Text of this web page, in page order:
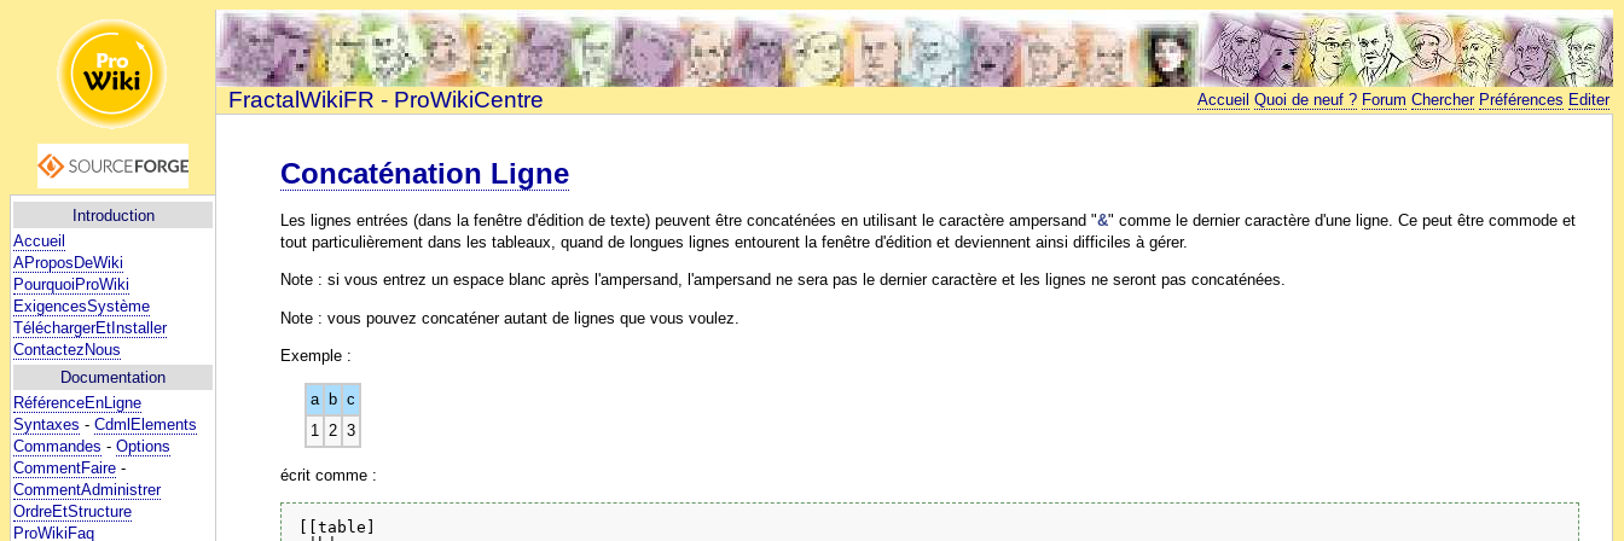
Introduction
Accueil
AProposDeWiki
PourquoiProWiki
ExigencesSystème
TéléchargerEtInstaller
ContactezNous
Documentation
RéférenceEnLigne
Syntaxes - CdmlElements
Commandes - Options
CommentFaire -
CommentAdministrer
OrdreEtStructure
ProWikiFaq
FractalWikiFR - ProWikiCentre Accueil Quoi de neuf ? Forum Chercher Préférences Editer
Concaténation Ligne
Les lignes entrées (dans la fenêtre d'édition de texte) peuvent être concaténées en utilisant le caractère ampersand "&" comme le dernier caractère d'une ligne. Ce peut être commode et
tout particulièrement dans les tableaux, quand de longues lignes entourent la fenêtre d'édition et deviennent ainsi difficiles à gérer.
Note : si vous entrez un espace blanc après l'ampersand, l'ampersand ne sera pas le dernier caractère et les lignes ne seront pas concaténées.
Note : vous pouvez concaténer autant de lignes que vous voulez.
Exemple :
a b c
1 2 3
écrit comme :
[[table]